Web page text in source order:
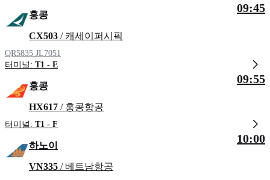
홍콩
CX503 / 캐세이퍼시픽
QR5835 JL7051
터미널: T1 - E
09:45
홍콩
HX617 / 홍콩항공
터미널: T1 - F
09:55
하노이
VN335 / 베트남항공
10:00